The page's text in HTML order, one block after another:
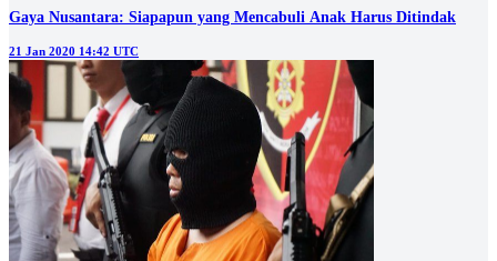
Gaya Nusantara: Siapapun yang Mencabuli Anak Harus Ditindak
21 Jan 2020 14:42 UTC